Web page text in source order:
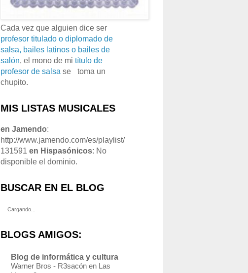
Cada vez que alguien dice ser
profesor titulado o diplomado de
salsa, bailes latinos o bailes de
salón, el mono de mi título de
profesor de salsa se
toma un
chupito.
MIS LISTAS MUSICALES
en Jamendo:
http://www.jamendo.com/es/playlist/
131591 en Hispasónicos: No
disponible el dominio.
BUSCAR EN EL BLOG
Cargando...
BLOGS AMIGOS:
Blog de informática y cultura
Warner Bros - R3sacón en Las